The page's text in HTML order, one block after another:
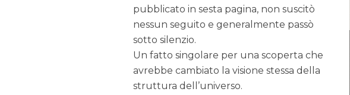
pubblicato in sesta pagina, non suscitò
nessun seguito e generalmente passò
sotto silenzio.
Un fatto singolare per una scoperta che
avrebbe cambiato la visione stessa della
struttura dell’universo.